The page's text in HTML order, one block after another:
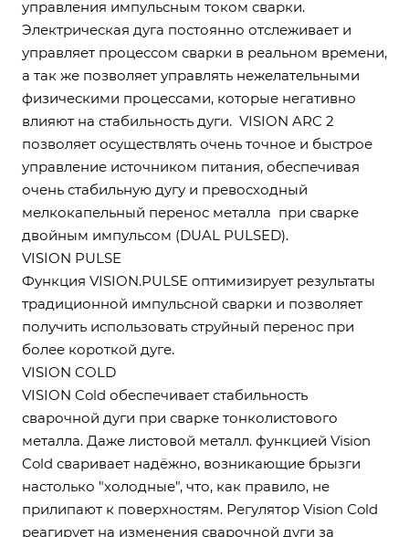
управления импульсным током сварки.
Электрическая дуга постоянно отслеживает и
управляет процессом сварки в реальном времени,
а так же позволяет управлять нежелательными
физическими процессами, которые негативно
влияют на стабильность дуги. VISION ARC 2
позволяет осуществлять очень точное и быстрое
управление источником питания, обеспечивая
очень стабильную дугу и превосходный
мелкокапельный перенос металла при сварке
двойным импульсом (DUAL PULSED).
VISION PULSE
Функция VISION.PULSE оптимизирует результаты
традиционной импульсной сварки и позволяет
получить использовать струйный перенос при
более короткой дуге.
VISION COLD
VISION Cold обеспечивает стабильность
сварочной дуги при сварке тонколистового
металла. Даже листовой металл. функцией Vision
Cold сваривает надёжно, возникающие брызги
настолько "холодные", что, как правило, не
прилипают к поверхностям. Регулятор Vision Cold
реагирует на изменения сварочной дуги за